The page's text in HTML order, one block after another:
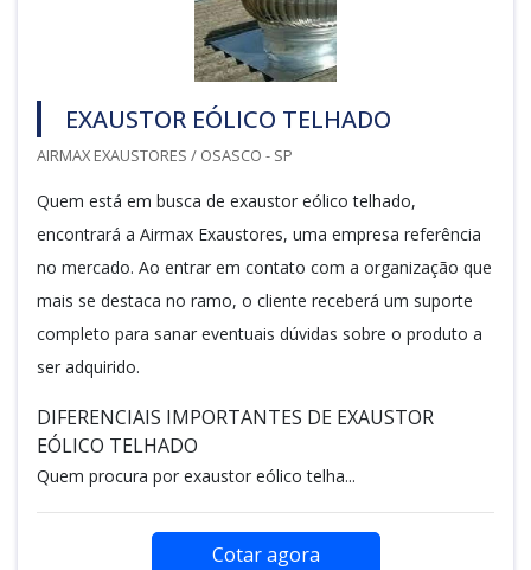
EXAUSTOR EÓLICO TELHADO
AIRMAX EXAUSTORES / OSASCO - SP
Quem está em busca de exaustor eólico telhado,
encontrará a Airmax Exaustores, uma empresa referência
no mercado. Ao entrar em contato com a organização que
mais se destaca no ramo, o cliente receberá um suporte
completo para sanar eventuais dúvidas sobre o produto a
ser adquirido.
DIFERENCIAIS IMPORTANTES DE EXAUSTOR
EÓLICO TELHADO
Quem procura por exaustor eólico telha...
Cotar agora